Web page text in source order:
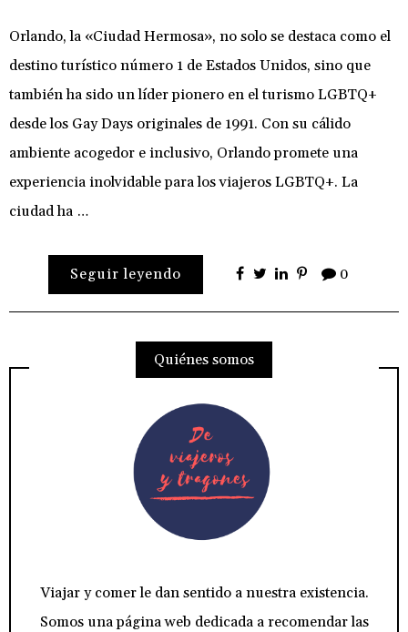
Orlando, la «Ciudad Hermosa», no solo se destaca como el
destino turístico número 1 de Estados Unidos, sino que
también ha sido un líder pionero en el turismo LGBTQ+
desde los Gay Days originales de 1991. Con su cálido
ambiente acogedor e inclusivo, Orlando promete una
experiencia inolvidable para los viajeros LGBTQ+. La
ciudad ha …
Seguir leyendo 0
Quiénes somos
Viajar y comer le dan sentido a nuestra existencia.
Somos una página web dedicada a recomendar las